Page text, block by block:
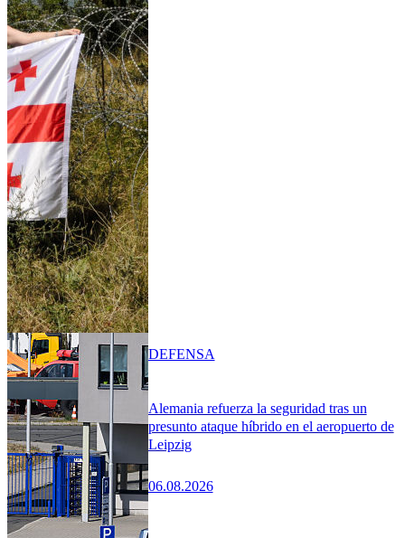
Alemania refuerza la seguridad tras un
presunto ataque híbrido en el aeropuerto de
Leipzig
06.08.2026
DEFENSA